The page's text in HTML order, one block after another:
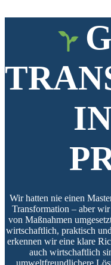
Wir hatten nie einen
Transformation – aber
von Maßnahmen
wirtschaftlich, praktisch
erkennen wir eine klare
auch wirtschaftlich
umweltfreundlichere